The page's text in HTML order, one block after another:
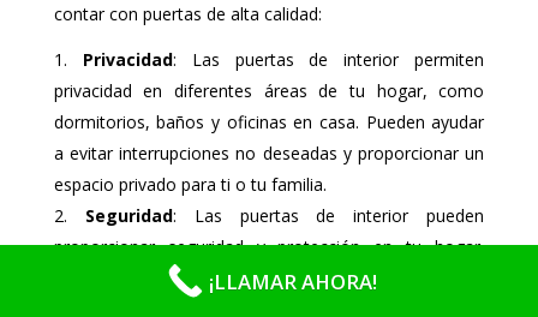
contar con puertas de alta calidad:
Privacidad: Las puertas de interior permiten
privacidad en diferentes áreas de tu hogar, como
dormitorios, baños y oficinas en casa. Pueden ayudar
a evitar interrupciones no deseadas y proporcionar un
espacio privado para ti o tu familia.
Seguridad: Las puertas de interior pueden
proporcionar seguridad y protección en tu hogar.
Pueden ayudar a mantener a salvo a los niños y a las
¡LLAMAR AHORA!